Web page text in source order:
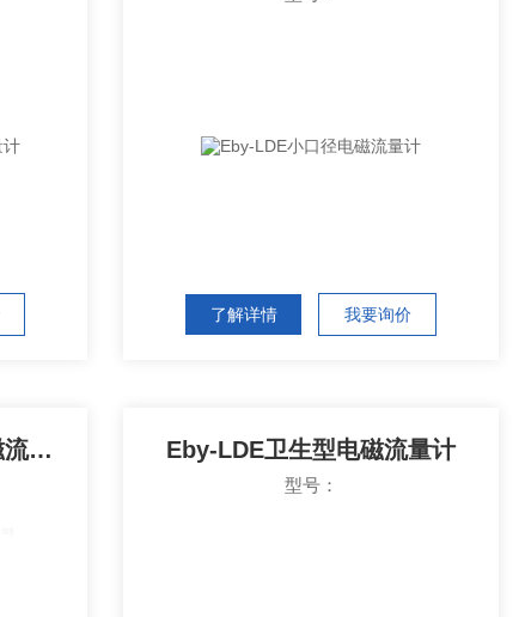
了解详情 我要询价
Eby-LDBE-100S污水电磁流量计 Eby-LDE卫生型电磁流量计
型号：